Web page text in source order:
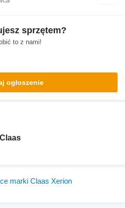
sprzętem?
to z nami!
ogłoszenie
marki Claas Xerion